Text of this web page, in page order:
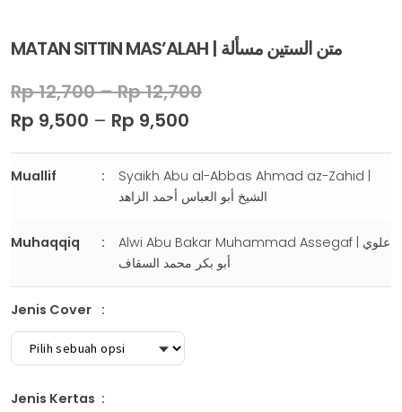
MATAN SITTIN MAS’ALAH | متن الستين مسألة
Rp12,700–Rp12,700
Rp 9,500 – Rp 9,500
Muallif
Syaikh Abu al-Abbas Ahmad az-Zahid |
الشيخ أبو العباس أحمد الزاهد
Muhaqqiq
Alwi Abu Bakar Muhammad Assegaf | علوي
أبو بكر محمد السقاف
Jenis Cover
Jenis Kertas